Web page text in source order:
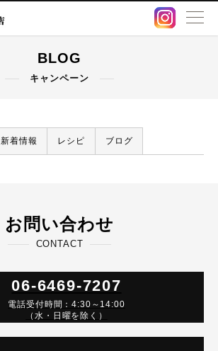
BLOG
キャンペーン
新着情報 レシピ ブログ
お問い合わせ
CONTACT
06-6469-7207
電話受付時間：4:30～14:00
（水・日曜を除く）